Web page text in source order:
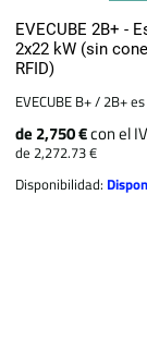
EVECUBE 2B+ -
2x22 kW (sin
RFID)
EVECUBE B+ / 2B+
de 2,750 €con el
de 2,272.73 €
Disponibilidad: